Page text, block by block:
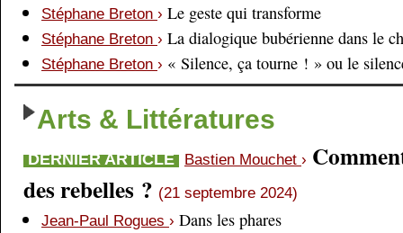
Stéphane Breton › Le geste qui transforme
Stéphane Breton › La dialogique bubérienne dans le
Stéphane Breton › « Silence, ça tourne ! » ou le
Arts & Littératures
DERNIER ARTICLE Bastien Mouchet ›
des rebelles ? (21 septembre 2024)
Jean-Paul Rogues › Dans les phares